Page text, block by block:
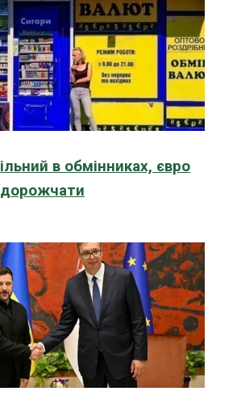
в обмінниках, євро